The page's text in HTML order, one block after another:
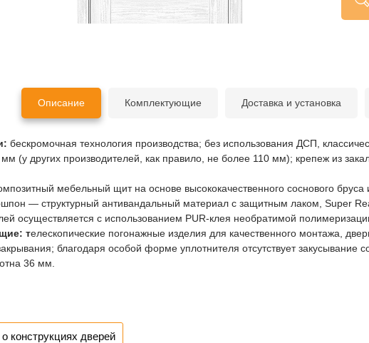
Описание Комплектующие Доставка и установка
бескромочная технология производства; без использования ДСП,
(у других производителей, как правило, не более 110 мм); крепеж из
мебельный щит на основе высококачественного соснового бруса
— структурный антивандальный материал с защитным лаком, Super
осуществляется с использованием PUR-клея необратимой
телескопические погонажные изделия для качественного монтажа,
благодаря особой форме уплотнителя отсутствует закусывание
36 мм.
конструкциях дверей